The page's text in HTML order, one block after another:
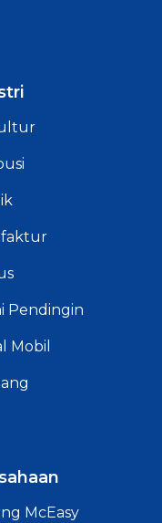
Pendingin
Mobil
McEasy